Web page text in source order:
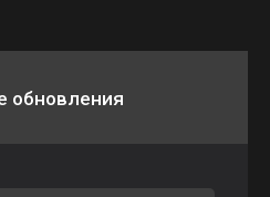
обновления